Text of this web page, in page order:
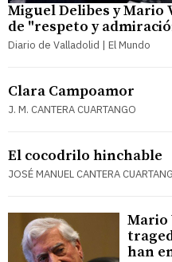
Miguel Delibes y Mario
de "respeto y
Diario de Valladolid | El Mundo
Clara Campoamor
J. M. CANTERA CUARTANGO
El cocodrilo hinchable
JOSÉ MANUEL CANTERA
Mario
han